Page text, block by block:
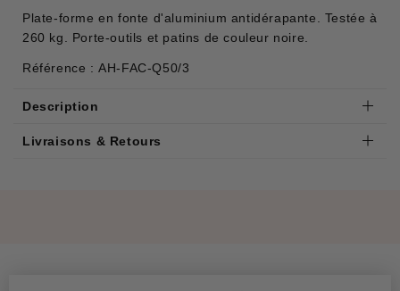
Plate-forme en fonte d'aluminium antidérapante. Testée à
260 kg. Porte-outils et patins de couleur noire.
Référence : AH-FAC-Q50/3
Description
Livraisons & Retours